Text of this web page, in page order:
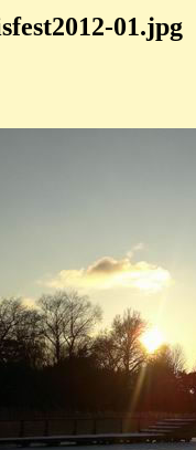
01.jpg